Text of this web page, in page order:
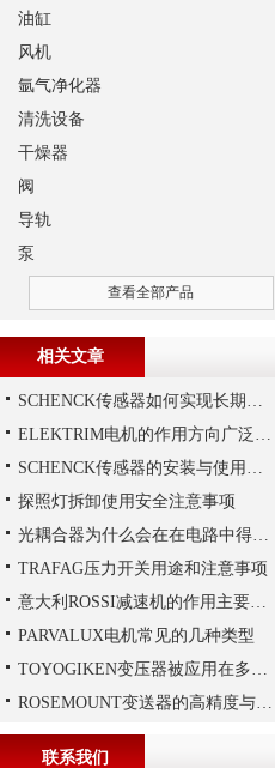
油缸
风机
氩气净化器
清洗设备
干燥器
阀
导轨
泵
查看全部产品
相关文章
SCHENCK传感器如何实现长期稳定性？
ELEKTRIM电机的作用方向广泛且多元化
SCHENCK传感器的安装与使用建议
探照灯拆卸使用安全注意事项
光耦合器为什么会在在电路中得到广泛的应用,难道是因为
TRAFAG压力开关用途和注意事项
意大利ROSSI减速机的作用主要包括哪些？
PARVALUX电机常见的几种类型
TOYOGIKEN变压器被应用在多个特殊行业中
ROSEMOUNT变送器的高精度与高可靠性设计揭秘
联系我们